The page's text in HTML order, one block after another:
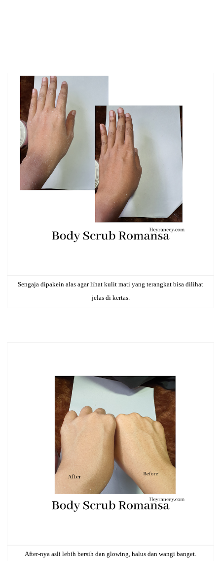
Sengaja dipakein alas agar lihat kulit mati yang terangkat bisa dilihat
jelas di kertas.
After-nya asli lebih bersih dan glowing, halus dan wangi banget.